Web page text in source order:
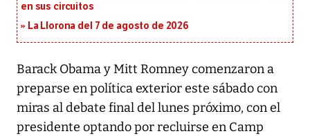
en sus circuitos
La Llorona del 7 de agosto de 2026
Barack Obama y Mitt Romney comenzaron a
preparse en política exterior este sábado con
miras al debate final del lunes próximo, con el
presidente optando por recluirse en Camp